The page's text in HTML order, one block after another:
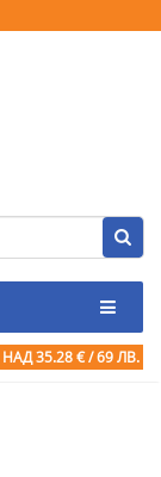
НАД 35.28 € / 69 ЛВ.